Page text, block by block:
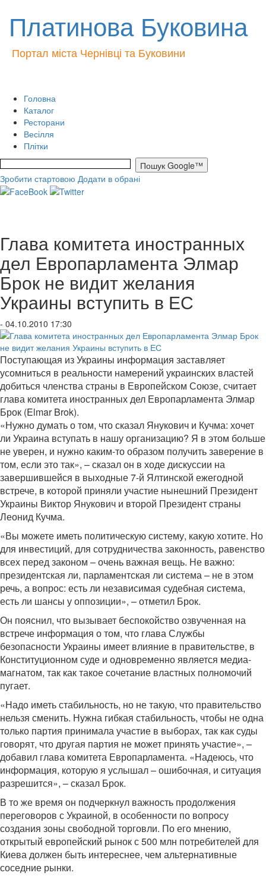
Платинова Буковина
Портал міста Чернівці та Буковини
Головна
Каталог
Ресторани
Весілля
Плітки
Зробити стартовою Додати в обрані
Глава комитета иностранных
дел Европарламента Элмар
Брок не видит желания
Украины вступить в ЕС
- 04.10.2010 17:30
Поступающая из Украины информация заставляет
усомниться в реальности намерений украинских властей
добиться членства страны в Европейском Союзе, считает
глава комитета иностранных дел Европарламента Элмар
Брок (Elmar Brok).
«Нужно думать о том, что сказал Янукович и Кучма: хочет
ли Украина вступать в нашу организацию? Я в этом больше
не уверен, и нужно каким-то образом получить заверение в
том, если это так», – сказал он в ходе дискуссии на
завершившейся в выходные 7-й Ялтинской ежегодной
встрече, в которой приняли участие нынешний Президент
Украины Виктор Янукович и второй Президент страны
Леонид Кучма.
«Вы можете иметь политическую систему, какую хотите. Но
для инвестиций, для сотрудничества законность, равенство
всех перед законом – очень важная вещь. Не важно:
президентская ли, парламентская ли система – не в этом
речь, а вопрос: есть ли независимая судебная система,
есть ли шансы у оппозиции», – отметил Брок.
Он пояснил, что вызывает беспокойство озвученная на
встрече информация о том, что глава Службы
безопасности Украины имеет влияние в правительстве, в
Конституционном суде и одновременно является медиа-
магнатом, так как такое сочетание властных полномочий
пугает.
«Надо иметь стабильность, но не такую, что правительство
нельзя сменить. Нужна гибкая стабильность, чтобы не одна
только партия принимала участие в выборах, так как суды
говорят, что другая партия не может принять участие», –
добавил глава комитета Европарламента. «Надеюсь, что
информация, которую я услышал – ошибочная, и ситуация
разрешится», – сказал Брок.
В то же время он подчеркнул важность продолжения
переговоров с Украиной, в особенности по вопросу
создания зоны свободной торговли. По его мнению,
открытый европейский рынок с 500 млн потребителей для
Киева должен быть интереснее, чем альтернативные
соседние рынки.